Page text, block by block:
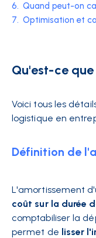
6. Quand peut-on
7. Optimisation et
Qu'est-ce
Voici tous les
logistique en
Définition de
L'amortissement
coût sur la durée
comptabiliser la
permet de lisser